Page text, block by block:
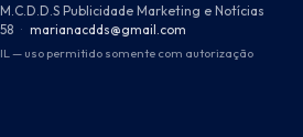
Publicidade Marketing e Notícias
· marianacdds@gmail.com
— uso permitido somente com autorização